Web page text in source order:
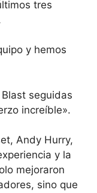
tres
y hemos
seguidas
increíble».
Andy Hurry,
y la
mejoraron
sino que